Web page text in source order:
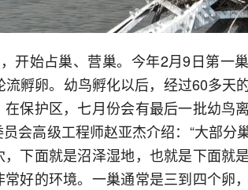
开始占巢、营巢。今年2月9日第一
孵卵。幼鸟孵化以后，经过60多天
保护区，七月份会有最后一批幼鸟
会高级工程师赵亚杰介绍：“大部分
下面就是沼泽湿地，也就是下面就
好的环境。一巢通常是三到四个卵